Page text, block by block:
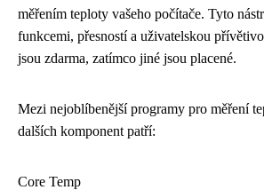
měřením teploty vašeho počítače. Tyto
funkcemi, přesností a uživatelskou
jsou zdarma, zatímco jiné jsou placené.
Mezi nejoblíbenější programy pro měření
dalších komponent patří:
Core Temp